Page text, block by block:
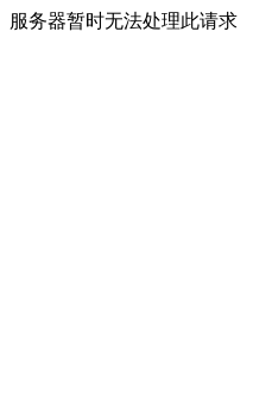
服务器暂时无法处理此请求